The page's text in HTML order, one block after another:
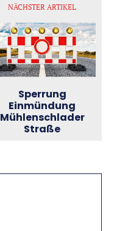
NÄCHSTER ARTIKEL
Sperrung
Einmündung
Mühlenschlader
Straße